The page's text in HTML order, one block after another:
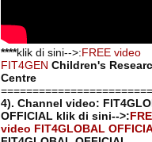
****klik di sini-->:FREE video
FIT4GEN Children's
Centre
4). Channel video:
OFFICIAL klik di sini-->:
video FIT4GLOBAL